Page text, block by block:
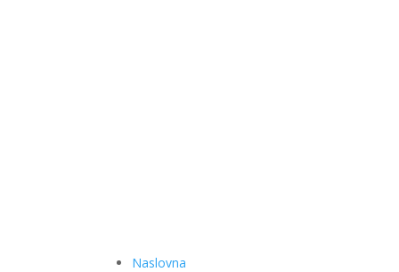
Naslovna